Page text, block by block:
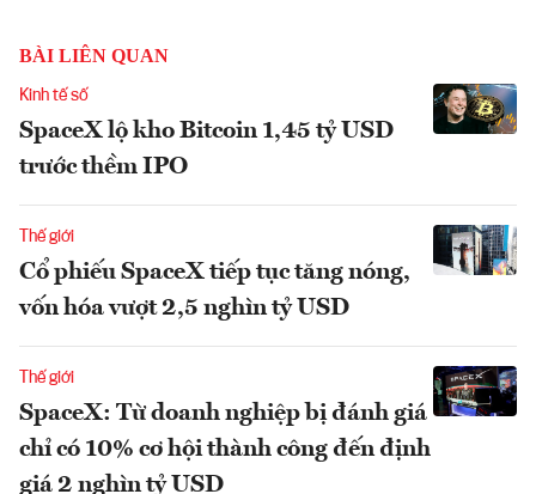
BÀI LIÊN QUAN
Kinh tế số
SpaceX lộ kho Bitcoin 1,45 tỷ USD
trước thềm IPO
Thế giới
Cổ phiếu SpaceX tiếp tục tăng nóng,
vốn hóa vượt 2,5 nghìn tỷ USD
Thế giới
SpaceX: Từ doanh nghiệp bị đánh giá
chỉ có 10% cơ hội thành công đến định
giá 2 nghìn tỷ USD